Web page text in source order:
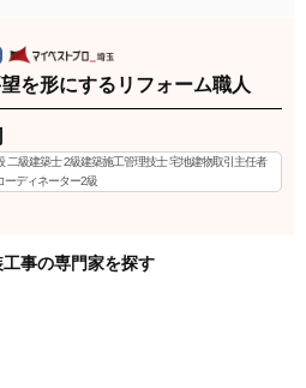
を形にするリフォーム職人
二級建築士 2級建築施工管理技士 宅地建物取引主任者
ーディネーター2級
事の専門家を探す